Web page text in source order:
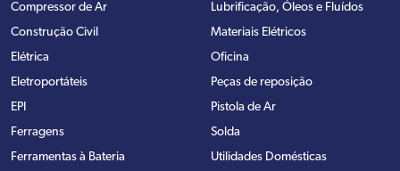
Compressor de Ar
Construção Civil
Elétrica
Eletroportáteis
EPI
Ferragens
Ferramentas à Bateria
Lubrificação, Óleos e Fluídos
Materiais Elétricos
Oficina
Peças de reposição
Pistola de Ar
Solda
Utilidades Domésticas